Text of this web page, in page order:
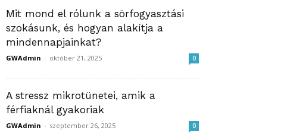
Mit mond el rólunk a sörfogyasztási
szokásunk, és hogyan alakítja a
mindennapjainkat?
GWAdmin - október 21, 2025 0
A stressz mikrotünetei, amik a
férfiaknál gyakoriak
GWAdmin - szeptember 26, 2025 0